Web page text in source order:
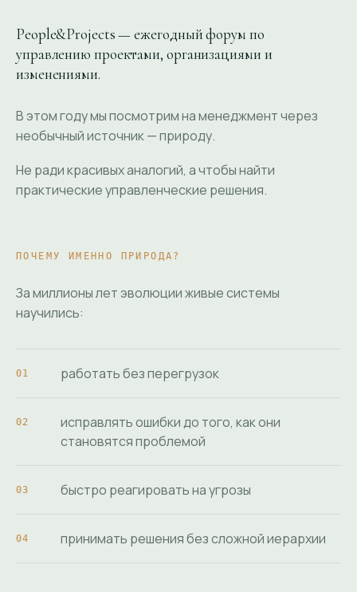
People&Projects — ежегодный форум по
управлению проектами, организациями и
изменениями.
В этом году мы посмотрим на менеджмент через
необычный источник — природу.
Не ради красивых аналогий, а чтобы найти
практические управленческие решения.
ПОЧЕМУ ИМЕННО ПРИРОДА?
За миллионы лет эволюции живые системы
научились:
работать без перегрузок
исправлять ошибки до того, как они
становятся проблемой
быстро реагировать на угрозы
принимать решения без сложной иерархии